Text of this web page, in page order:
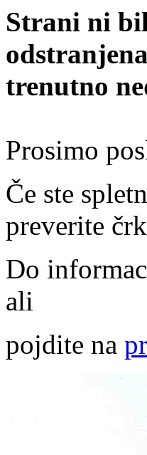
Strani ni
trenutno
Prosimo
Če ste
preverite
Do
ali
pojdite na